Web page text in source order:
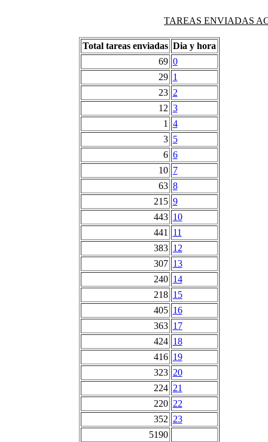
TAREAS ENVIADAS
Total tareas enviadas Dia y hora
69 0
29 1
23 2
12 3
1
4
3 5
6 6
10 7
63 8
215 9
443 10
441
11
383 12
307 13
240 14
218 15
405 16
363 17
424 18
416 19
323 20
224 21
220 22
352 23
5190